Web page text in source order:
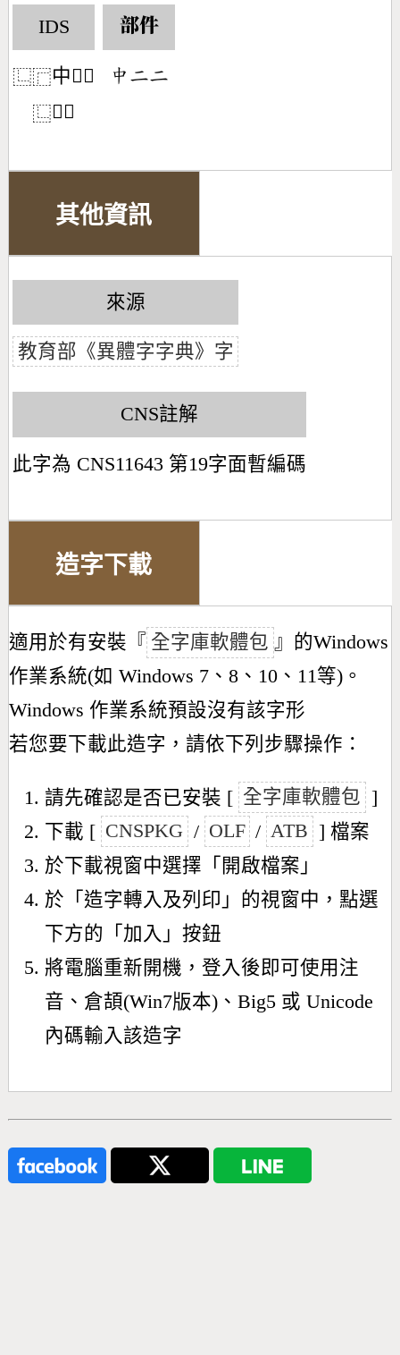
IDS
⿺⿸中𠄠𠄠
⿺𠁦𠄠
部件
󶃕󶀒󶀒
其他資訊
來源
教育部《異體字字典》字
CNS註解
此字為 CNS11643 第19字面暫編碼
造字下載
適用於有安裝『 全字庫軟體包 』的Windows
作業系統(如 Windows 7、8、10、11等)。
Windows 作業系統預設沒有該字形
若您要下載此造字，請依下列步驟操作：
請先確認是否已安裝 [ 全字庫軟體包 ]
下載 [ CNSPKG / OLF / ATB ] 檔案
於下載視窗中選擇「開啟檔案」
於「造字轉入及列印」的視窗中，點選
下方的「加入」按鈕
將電腦重新開機，登入後即可使用注
音、倉頡(Win7版本)、Big5 或 Unicode
內碼輸入該造字